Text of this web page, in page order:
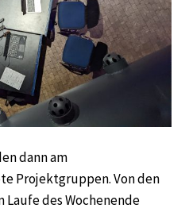
dann am
Projektgruppen. Von den
des Wochenende